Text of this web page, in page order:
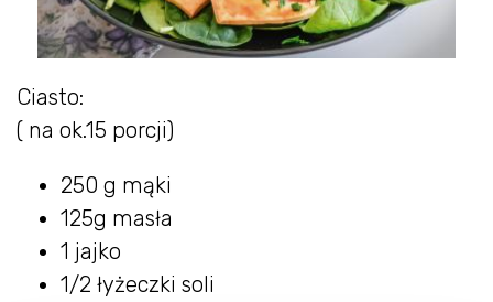
Ciasto:
( na ok.15 porcji)
250 g mąki
125g masła
1 jajko
1/2 łyżeczki soli